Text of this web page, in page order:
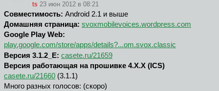
ts 23 июн 2012 в 08:21
Совместимость: Android 2.1 и выше
Домашняя страница: svoxmobilevoices.wordpress.com
Google Play Web:
play.google.com/store/apps/details?...om.svox.classic
Версия 3.1.2_E: casete.ru/21659
Версия работающая на прошивке 4.X.X (ICS)
casete.ru/21660 (3.1.1)
Много разных голосов: (скоро)